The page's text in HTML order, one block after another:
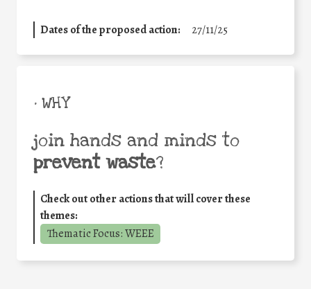
Dates of the proposed action: 27/11/25
• WHY
join hands and minds to
prevent waste?
Check out other actions that will cover these
themes:
Thematic Focus: WEEE